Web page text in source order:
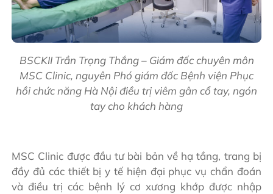
BSCKII Trần Trọng Thắng – Giám đốc chuyên môn
MSC Clinic, nguyên Phó giám đốc Bệnh viện Phục
hồi chức năng Hà Nội điều trị viêm gân cổ tay, ngón
tay cho khách hàng
MSC Clinic được đầu tư bài bản về hạ tầng, trang bị
đầy đủ các thiết bị y tế hiện đại phục vụ chẩn đoán
và điều trị các bệnh lý cơ xương khớp được nhập